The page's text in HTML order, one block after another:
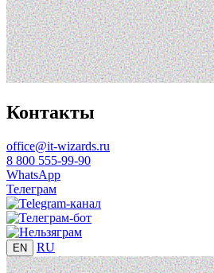
Контакты
office@it-wizards.ru
8 800 555-99-90
WhatsApp
Телеграм
EN RU